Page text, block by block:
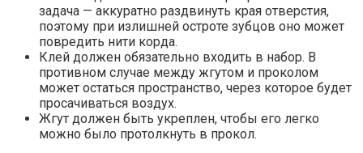
задача — аккуратно раздвинуть края отверстия,
поэтому при излишней остроте зубцов оно может
повредить нити корда.
Клей должен обязательно входить в набор. В
противном случае между жгутом и проколом
может остаться пространство, через которое будет
просачиваться воздух.
Жгут должен быть укреплен, чтобы его легко
можно было протолкнуть в прокол.